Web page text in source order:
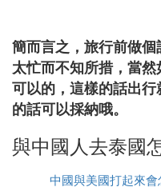
簡而言之，旅行前做
太忙而不知所措，當
可以的，這樣的話出
的話可以採納哦。
與中國人去泰國
中國與美國打起來會